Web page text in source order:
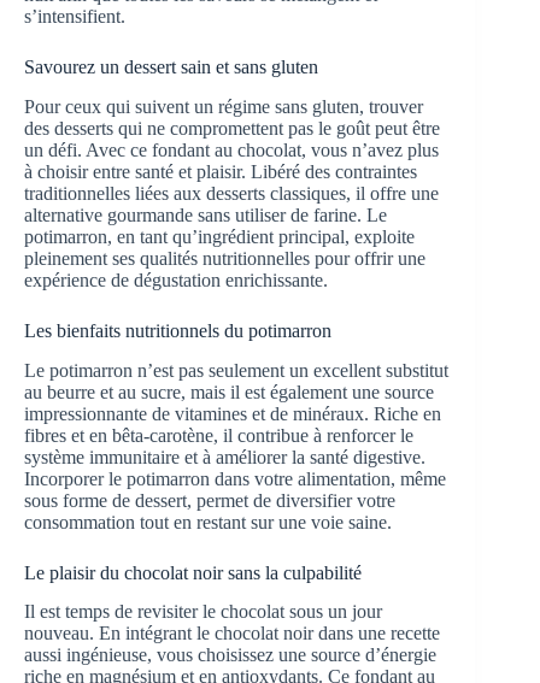
s’intensifient.
Savourez un dessert sain et sans gluten
Pour ceux qui suivent un régime sans gluten, trouver
des desserts qui ne compromettent pas le goût peut être
un défi. Avec ce fondant au chocolat, vous n’avez plus
à choisir entre santé et plaisir. Libéré des contraintes
traditionnelles liées aux desserts classiques, il offre une
alternative gourmande sans utiliser de farine. Le
potimarron, en tant qu’ingrédient principal, exploite
pleinement ses qualités nutritionnelles pour offrir une
expérience de dégustation enrichissante.
Les bienfaits nutritionnels du potimarron
Le potimarron n’est pas seulement un excellent substitut
au beurre et au sucre, mais il est également une source
impressionnante de vitamines et de minéraux. Riche en
fibres et en bêta-carotène, il contribue à renforcer le
système immunitaire et à améliorer la santé digestive.
Incorporer le potimarron dans votre alimentation, même
sous forme de dessert, permet de diversifier votre
consommation tout en restant sur une voie saine.
Le plaisir du chocolat noir sans la culpabilité
Il est temps de revisiter le chocolat sous un jour
nouveau. En intégrant le chocolat noir dans une recette
aussi ingénieuse, vous choisissez une source d’énergie
riche en magnésium et en antioxydants. Ce fondant au